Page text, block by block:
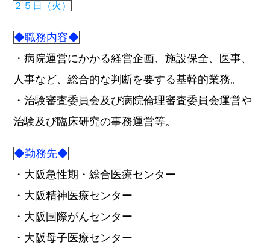
２５日（火）
◆職務内容◆
・病院運営にかかる経営企画、施設保全、医事、
人事など、総合的な判断を要する基幹的業務。
・治験審査委員会及び病院倫理審査委員会運営や
治験及び臨床研究の事務運営等。
◆勤務先◆
・大阪急性期・総合医療センター
・大阪精神医療センター
・大阪国際がんセンター
・大阪母子医療センター